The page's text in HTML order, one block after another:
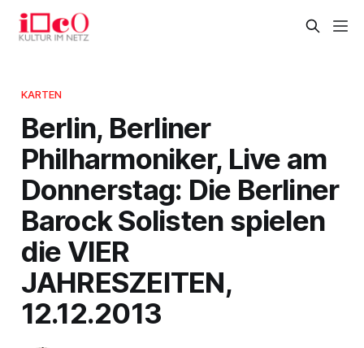
KARTEN
Berlin, Berliner
Philharmoniker, Live am
Donnerstag: Die Berliner
Barock Solisten spielen
die VIER
JAHRESZEITEN,
12.12.2013